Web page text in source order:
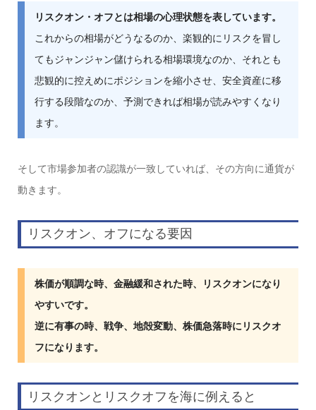
リスクオン・オフとは相場の心理状態を表しています。
これからの相場がどうなるのか、楽観的にリスクを冒し
てもジャンジャン儲けられる相場環境なのか、それとも
悲観的に控えめにポジションを縮小させ、安全資産に移
行する段階なのか、予測できれば相場が読みやすくなり
ます。
そして市場参加者の認識が一致していれば、その方向に通貨が
動きます。
リスクオン、オフになる要因
株価が順調な時、金融緩和された時、リスクオンになり
やすいです。
逆に有事の時、戦争、地殻変動、株価急落時にリスクオ
フになります。
リスクオンとリスクオフを海に例えると